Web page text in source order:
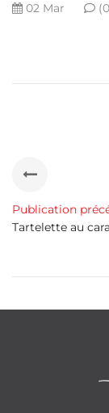
02 Mar
Publication
Tartelette au